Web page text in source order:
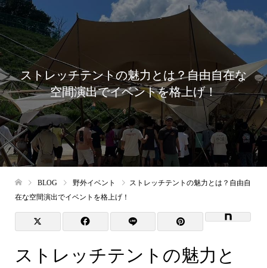
ストレッチテントの魅力とは？自由自在な
空間演出でイベントを格上げ！
BLOG 野外イベント
ストレッチテントの魅力とは？自由自
在な空間演出でイベントを格上げ！
ストレッチテントの魅力と